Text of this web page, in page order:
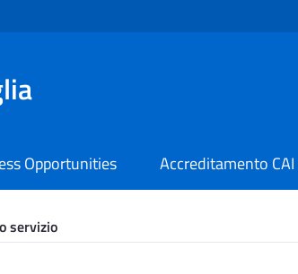
Opportunities Accreditamento CAI
Regione Puglia
servizio